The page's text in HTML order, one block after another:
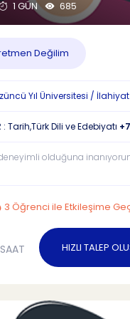
1 GÜN 685
Değilim
Yıl Üniversitesi /
: Tarih,Türk Dili ve Edebiyatı
olduğuna
3 Öğrenci ile Etkileşime
HIZLI TALEP